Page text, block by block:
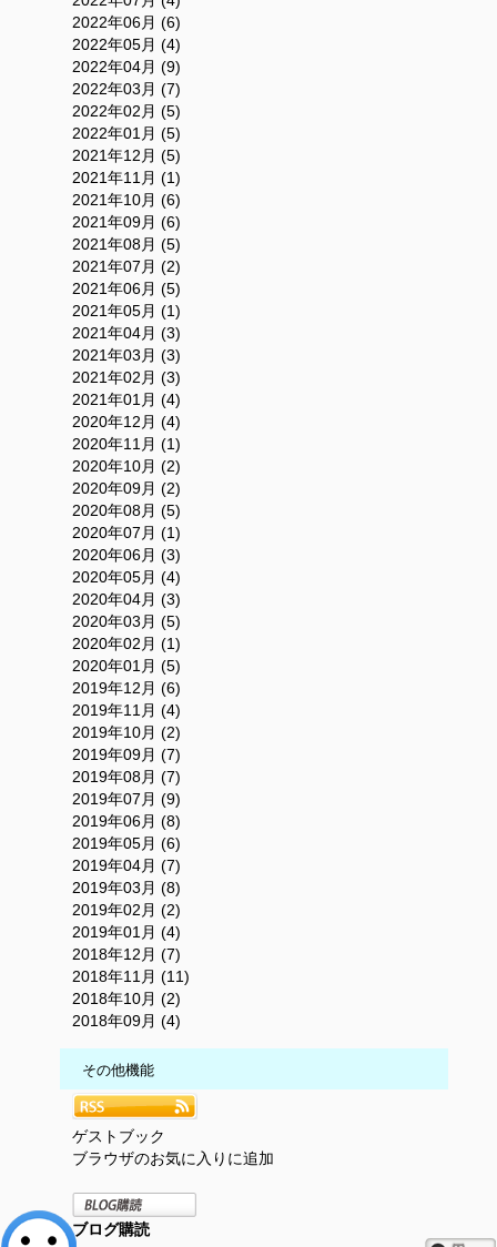
2022年06月 (6)
2022年05月 (4)
2022年04月 (9)
2022年03月 (7)
2022年02月 (5)
2022年01月 (5)
2021年12月 (5)
2021年11月 (1)
2021年10月 (6)
2021年09月 (6)
2021年08月 (5)
2021年07月 (2)
2021年06月 (5)
2021年05月 (1)
2021年04月 (3)
2021年03月 (3)
2021年02月 (3)
2021年01月 (4)
2020年12月 (4)
2020年11月 (1)
2020年10月 (2)
2020年09月 (2)
2020年08月 (5)
2020年07月 (1)
2020年06月 (3)
2020年05月 (4)
2020年04月 (3)
2020年03月 (5)
2020年02月 (1)
2020年01月 (5)
2019年12月 (6)
2019年11月 (4)
2019年10月 (2)
2019年09月 (7)
2019年08月 (7)
2019年07月 (9)
2019年06月 (8)
2019年05月 (6)
2019年04月 (7)
2019年03月 (8)
2019年02月 (2)
2019年01月 (4)
2018年12月 (7)
2018年11月 (11)
2018年10月 (2)
2018年09月 (4)
その他機能
ゲストブック
ブラウザのお気に入りに追加
ブログ購読